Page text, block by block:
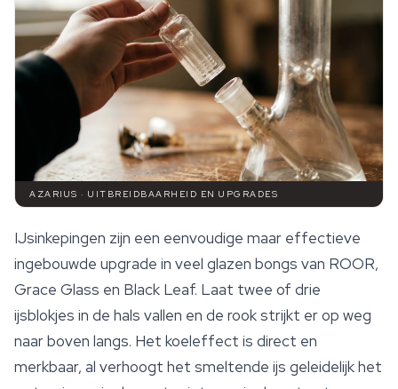
AZARIUS · UITBREIDBAARHEID EN UPGRADES
IJsinkepingen zijn een eenvoudige maar effectieve
ingebouwde upgrade in veel glazen bongs van ROOR,
Grace Glass en Black Leaf. Laat twee of drie
ijsblokjes in de hals vallen en de rook strijkt er op weg
naar boven langs. Het koeleffect is direct en
merkbaar, al verhoogt het smeltende ijs geleidelijk het